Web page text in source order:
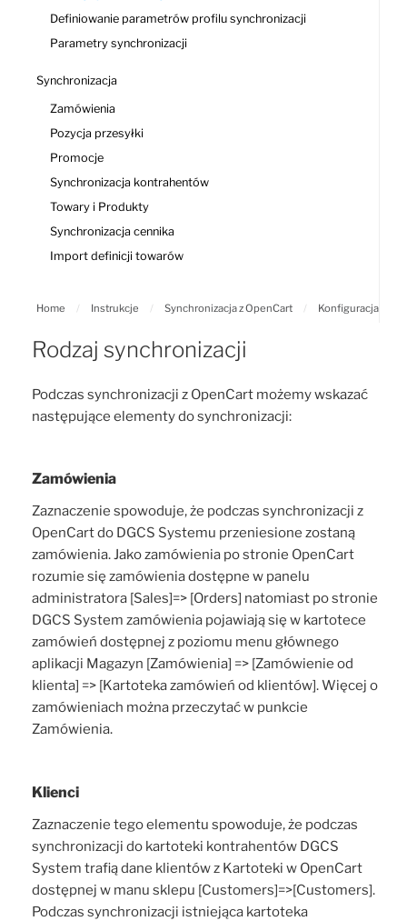
Definiowanie parametrów profilu synchronizacji
Parametry synchronizacji
Synchronizacja
Zamówienia
Pozycja przesyłki
Promocje
Synchronizacja kontrahentów
Towary i Produkty
Synchronizacja cennika
Import definicji towarów
Home / Instrukcje / Synchronizacja z OpenCart / Konfiguracja
Rodzaj synchronizacji
Podczas synchronizacji z OpenCart możemy wskazać
następujące elementy do synchronizacji:
Zamówienia
Zaznaczenie spowoduje, że podczas synchronizacji z
OpenCart do DGCS Systemu przeniesione zostaną
zamówienia. Jako zamówienia po stronie OpenCart
rozumie się zamówienia dostępne w panelu
administratora [Sales]=> [Orders] natomiast po stronie
DGCS System zamówienia pojawiają się w kartotece
zamówień dostępnej z poziomu menu głównego
aplikacji Magazyn [Zamówienia] => [Zamówienie od
klienta] => [Kartoteka zamówień od klientów]. Więcej o
zamówieniach można przeczytać w punkcie
Zamówienia.
Klienci
Zaznaczenie tego elementu spowoduje, że podczas
synchronizacji do kartoteki kontrahentów DGCS
System trafią dane klientów z Kartoteki w OpenCart
dostępnej w manu sklepu [Customers]=>[Customers].
Podczas synchronizacji istniejąca kartoteka